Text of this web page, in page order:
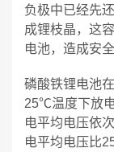
负极中已经先
成锂枝晶，这
电池，造成安全
磷酸铁锂电池
25℃温度下放
电平均电压依
电平均电压比